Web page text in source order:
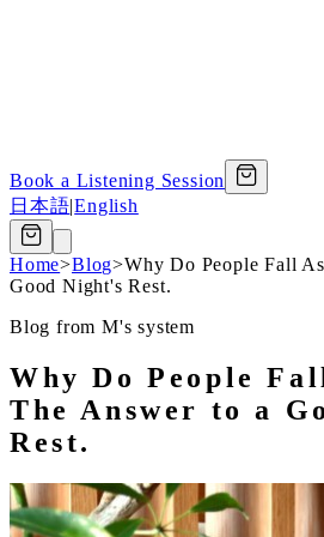
Book a Listening Session
日本語|English
Home>Blog>Why Do People Fall
Good Night's Rest.
Blog from M's system
Why Do People
The Answer to a
Rest.